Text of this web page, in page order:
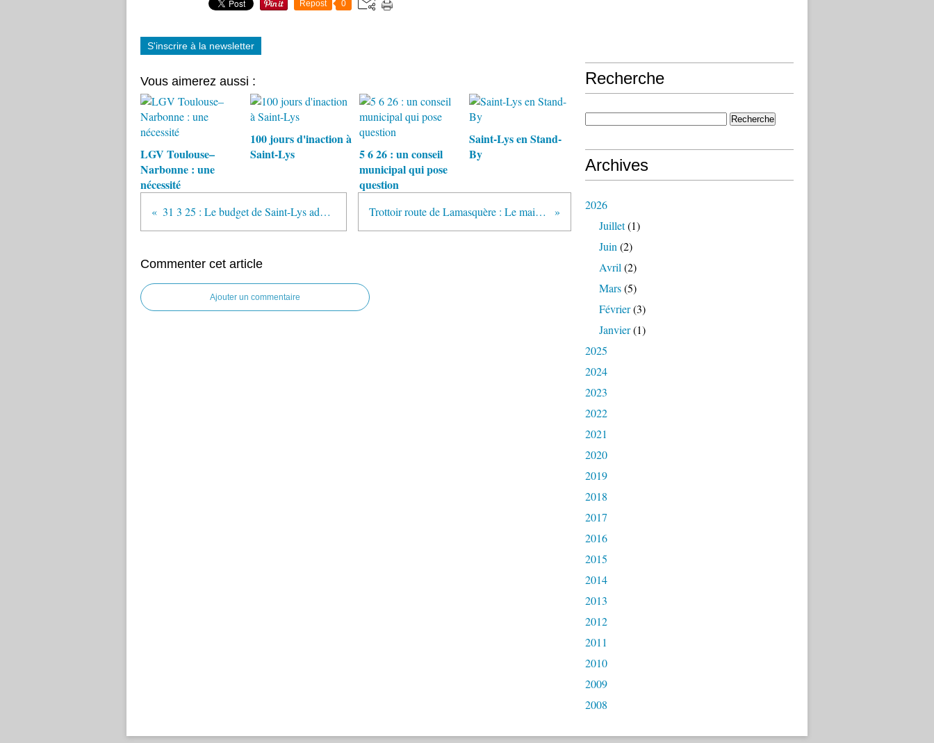
Repost 0
S'inscrire à la newsletter
Vous aimerez aussi :
LGV Toulouse–
Narbonne : une
nécessité
100 jours d'inaction à
Saint-Lys
5 6 26 : un conseil
municipal qui pose
question
Saint-Lys en Stand-
By
31 3 25 : Le budget de Saint-Lys adopté de justesse Trottoir route de Lamasquère : Le maire se contredit !
Commenter cet article
Ajouter un commentaire
Recherche
Archives
2026
Juillet(1)
Juin (2)
Avril (2)
Mars(5)
Février(3)
Janvier(1)
2025
2024
2023
2022
2021
2020
2019
2018
2017
2016
2015
2014
2013
2012
2011
2010
2009
2008